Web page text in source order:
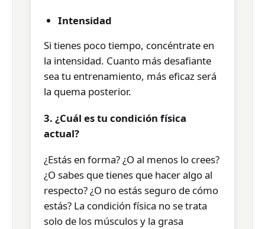
Intensidad
Si tienes poco tiempo, concéntrate en
la intensidad. Cuanto más desafiante
sea tu entrenamiento, más eficaz será
la quema posterior.
3. ¿Cuál es tu condición física
actual?
¿Estás en forma? ¿O al menos lo crees?
¿O sabes que tienes que hacer algo al
respecto? ¿O no estás seguro de cómo
estás? La condición física no se trata
solo de los músculos y la grasa